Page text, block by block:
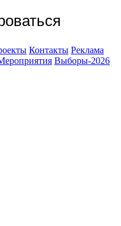
Контакты Реклама
Выборы-2026